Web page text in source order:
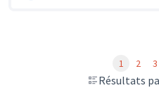
Résultats
1 2 3